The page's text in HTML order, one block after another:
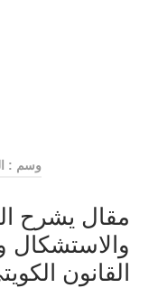
وسم :
مقال يشرح
والاستشكال
القانون